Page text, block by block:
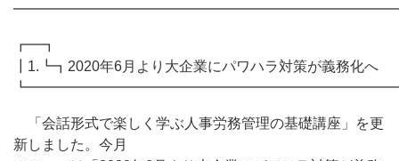
┏━┓
┃1.┗┓2020年6月より大企業にパワハラ対策が義務化へ
「会話形式で楽しく学ぶ人事労務管理の基礎講座」を更
新しました。今月